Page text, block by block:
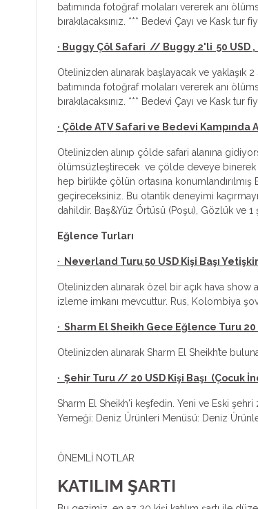
batımında fotoğraf molaları vererek anı
bırakılacaksınız. *** Bedevi Çayı ve Kask
· Buggy Çöl Safari // Buggy 2'li 50 USD
Otelinizden alınarak başlayacak ve
batımında fotoğraf molaları vererek anı
bırakılacaksınız. *** Bedevi Çayı ve Kask
· Çölde ATV Safari ve Bedevi Kampında
Otelinizden alınıp çölde safari alanına
ölümsüzleştirecek ve çölde deveye binerek
hep birlikte çölün ortasına
geçireceksiniz. Bu otantik deneyimi
dahildir. Baş&Yüz Örtüsü (Poşu), Gözlük ve 1
Eğlence Turları
· Neverland Turu 50 USD Kişi Başı
Otelinizden alınarak özel bir açık hava
izleme imkanı mevcuttur. Rus, Kolombiya
· Sharm El Sheikh Gece Eğlence Turu 20
Otelinizden alınarak Sharm El Sheikh’te
· Şehir Turu // 20 USD Kişi Başı (Çocuk
Sharm El Sheikh'i keşfedin. Yeni ve Eski şehri
Yemeği: Deniz Ürünleri Menüsü: Deniz
ÖNEMLİ NOTLAR
KATILIM ŞARTI